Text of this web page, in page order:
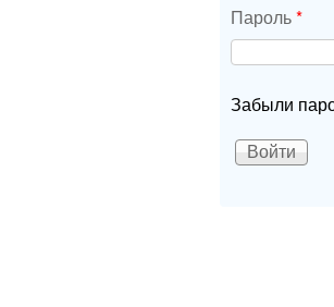
Пароль*
Забыли